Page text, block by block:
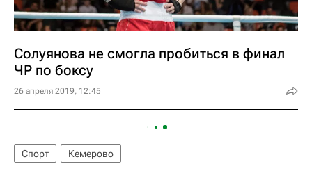
Солуянова не смогла пробиться в финал
ЧР по боксу
26 апреля 2019, 12:45
Спорт Кемерово